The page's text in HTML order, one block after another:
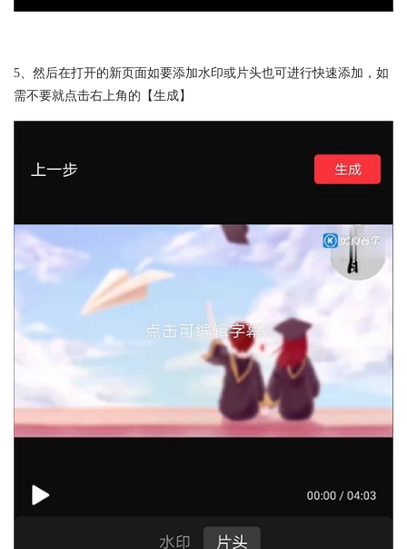
5、然后在打开的新页面如要添加水印或片头也可进行快速添加，如
需不要就点击右上角的【生成】